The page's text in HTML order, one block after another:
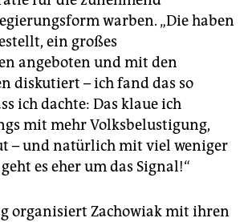
warben. „Die haben
ein großes
angeboten und mit den
diskutiert – ich fand das so
ich dachte: Das klaue ich
mit mehr Volksbelustigung,
– und natürlich mit viel weniger
es eher um das Signal!“
organisiert Zachowiak mit ihren